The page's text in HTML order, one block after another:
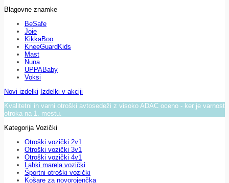
Blagovne znamke
BeSafe
Joie
KikkaBoo
KneeGuardKids
Mast
Nuna
UPPABaby
Voksi
Novi izdelki Izdelki v akciji
Kvalitetni in varni otroški avtosedeži z visoko ADAC oceno - ker je varnost
otroka na 1. mestu.
Kategorija Vozički
Otroški vozički 2v1
Otroški vozički 3v1
Otroški vozički 4v1
Lahki marela vozički
Športni otroški vozički
Košare za novorojenčka